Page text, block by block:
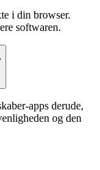
i din browser.
softwaren.
apps derude,
og den